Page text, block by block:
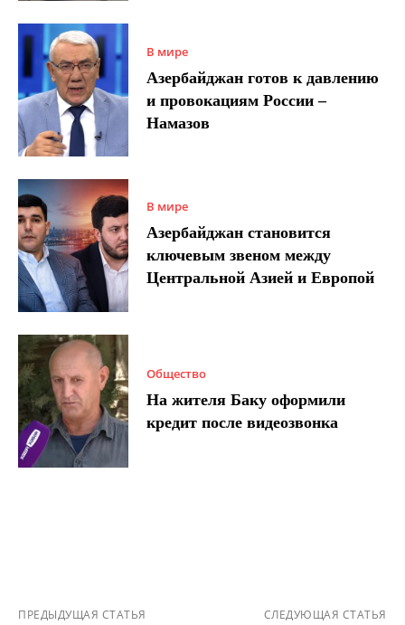
В мире
Азербайджан готов к давлению
и провокациям России –
Намазов
В мире
Азербайджан становится
ключевым звеном между
Центральной Азией и Европой
Общество
На жителя Баку оформили
кредит после видеозвонка
ПРЕДЫДУЩАЯ СТАТЬЯ СЛЕДУЮЩАЯ СТАТЬЯ